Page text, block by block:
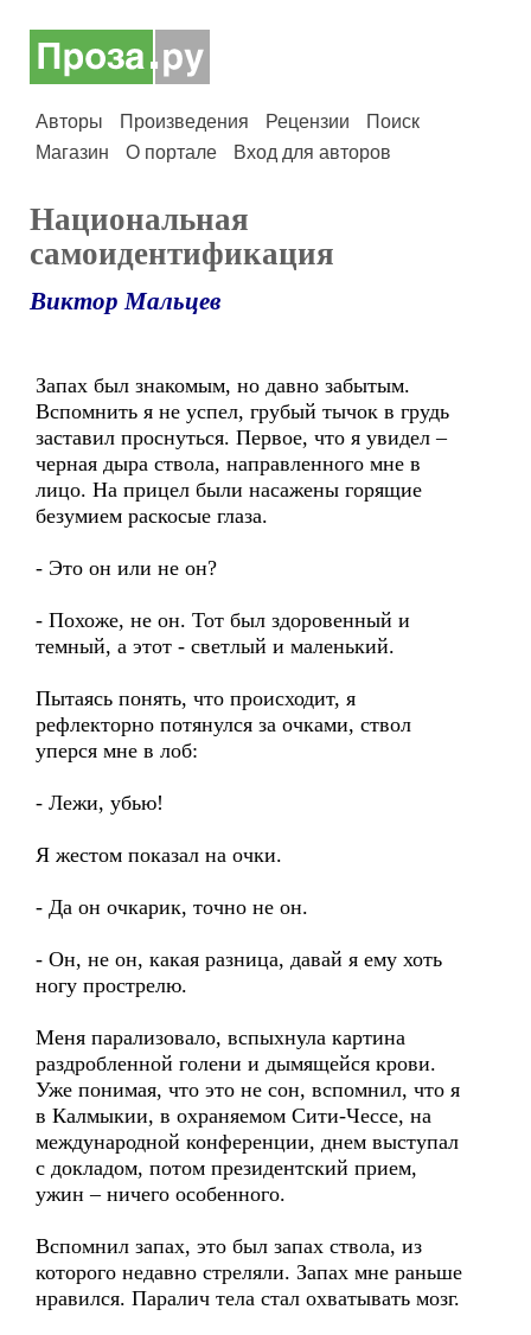
Авторы Произведения Рецензии
Поиск
Магазин
О портале Вход для авторов
Национальная
самоидентификация
Виктор Мальцев
Запах был знакомым, но давно забытым.
Вспомнить я не успел, грубый тычок в грудь
заставил проснуться. Первое, что я увидел –
черная дыра ствола, направленного мне в
лицо. На прицел были насажены горящие
безумием раскосые глаза.
- Это он или не он?
- Похоже, не он. Тот был здоровенный и
темный, а этот - светлый и маленький.
Пытаясь понять, что происходит, я
рефлекторно потянулся за очками, ствол
уперся мне в лоб:
- Лежи, убью!
Я жестом показал на очки.
- Да он очкарик, точно не он.
- Он, не он, какая разница, давай я ему хоть
ногу прострелю.
Меня парализовало, вспыхнула картина
раздробленной голени и дымящейся крови.
Уже понимая, что это не сон, вспомнил, что я
в Калмыкии, в охраняемом Сити-Чессе, на
международной конференции, днем выступал
с докладом, потом президентский прием,
ужин – ничего особенного.
Вспомнил запах, это был запах ствола, из
которого недавно стреляли. Запах мне раньше
нравился. Паралич тела стал охватывать мозг.